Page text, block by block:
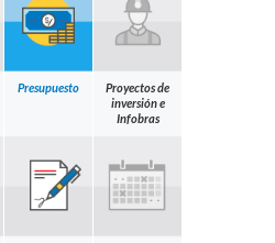
Presupuesto
Proyectos de
inversión e
Infobras